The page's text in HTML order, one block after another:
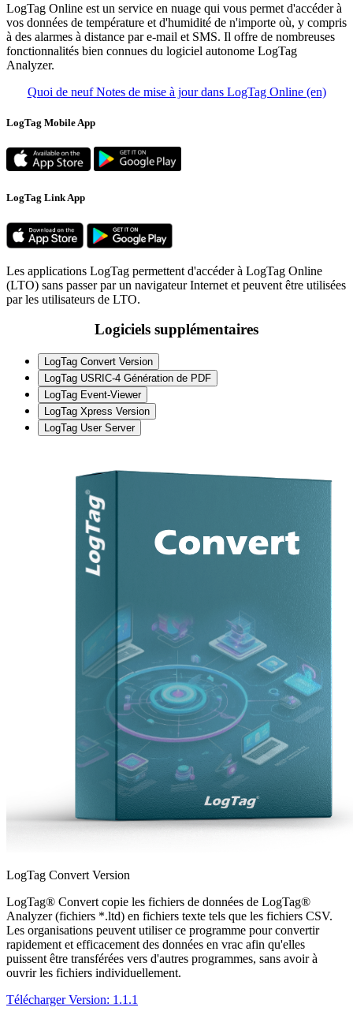
LogTag Online est un service en nuage qui vous permet d'accéder à
vos données de température et d'humidité de n'importe où, y compris
à des alarmes à distance par e-mail et SMS. Il offre de nombreuses
fonctionnalités bien connues du logiciel autonome LogTag
Analyzer.
Quoi de neuf Notes de mise à jour dans LogTag Online (en)
LogTag Mobile App
LogTag Link App
Les applications LogTag permettent d'accéder à LogTag Online
(LTO) sans passer par un navigateur Internet et peuvent être utilisées
par les utilisateurs de LTO.
Logiciels supplémentaires
LogTag Convert Version
LogTag USRIC-4 Génération de PDF
LogTag Event-Viewer
LogTag Xpress Version
LogTag User Server
LogTag Convert Version
LogTag® Convert copie les fichiers de données de LogTag®
Analyzer (fichiers *.ltd) en fichiers texte tels que les fichiers CSV.
Les organisations peuvent utiliser ce programme pour convertir
rapidement et efficacement des données en vrac afin qu'elles
puissent être transférées vers d'autres programmes, sans avoir à
ouvrir les fichiers individuellement.
TéléchargerVersion: 1.1.1